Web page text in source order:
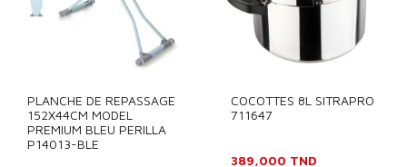
PLANCHE DE REPASSAGE
152X44CM MODEL
PREMIUM BLEU PERILLA
P14013-BLE
COCOTTES 8L SITRAPRO
711647
389,000 TND